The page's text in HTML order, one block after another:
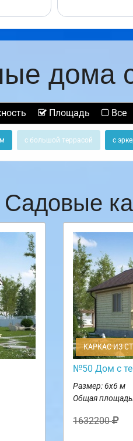
дома
Площадь Все
с большой террасой с
Садовые
КАРКАС ИЗ
№50 Дом с
Размер: 6х6 м
Общая
1632200